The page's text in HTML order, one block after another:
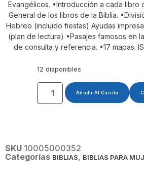
Evangélicos. •Introducción a cada libro
General de los libros de la Biblia.
Hebreo (incluido fiestas) Ayudas
(plan de lectura) •Pasajes famosos en
de consulta y referencia. •17 mapas.
12 disponibles
Añadir Al Carrito
SKU 10005000352
Categorías BIBLIAS, BIBLIAS PARA